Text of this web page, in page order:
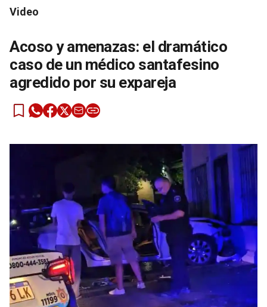
Video
Acoso y amenazas: el dramático
caso de un médico santafesino
agredido por su expareja